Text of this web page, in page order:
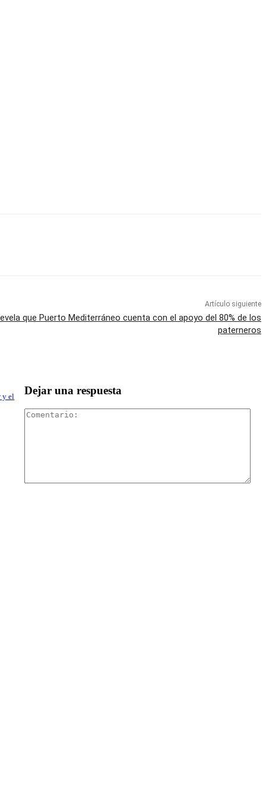
Artículo siguiente
que Puerto Mediterráneo cuenta con el apoyo del 80% de los
paterneros
y el
Dejar una respuesta